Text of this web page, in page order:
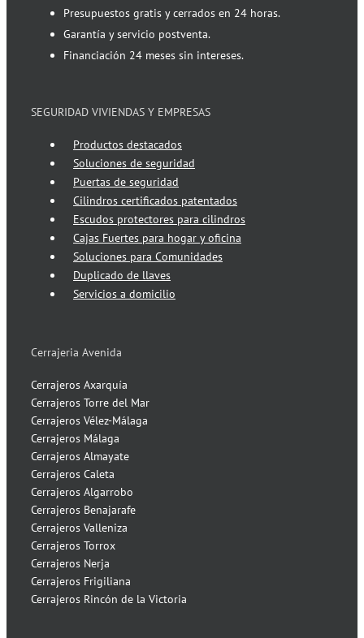
Presupuestos gratis y cerrados en 24 horas.
Garantía y servicio postventa.
Financiación 24 meses sin intereses.
SEGURIDAD VIVIENDAS Y EMPRESAS
Productos destacados
Soluciones de seguridad
Puertas de seguridad
Cilindros certificados patentados
Escudos protectores para cilindros
Cajas Fuertes para hogar y oficina
Soluciones para Comunidades
Duplicado de llaves
Servicios a domicilio
Cerrajeria Avenida
Cerrajeros Axarquía
Cerrajeros Torre del Mar
Cerrajeros Vélez-Málaga
Cerrajeros Málaga
Cerrajeros Almayate
Cerrajeros Caleta
Cerrajeros Algarrobo
Cerrajeros Benajarafe
Cerrajeros Valleniza
Cerrajeros Torrox
Cerrajeros Nerja
Cerrajeros Frigiliana
Cerrajeros Rincón de la Victoria